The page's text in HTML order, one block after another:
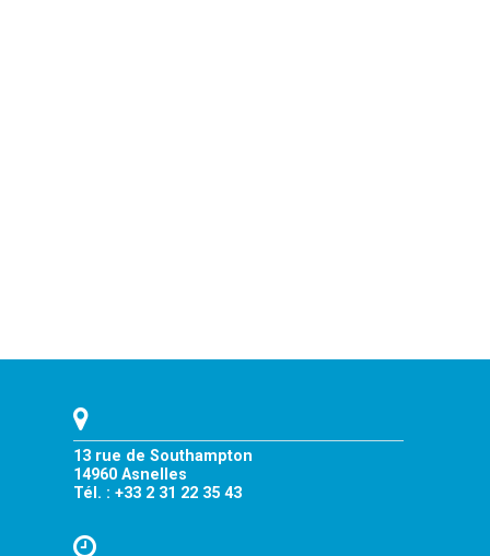
13 rue de Southampton
14960 Asnelles
Tél. : +33 2 31 22 35 43